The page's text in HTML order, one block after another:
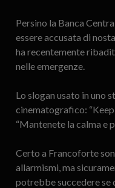
Persino la Banca
essere accusata di
ha recentemente
nelle emergenze.
Lo slogan usato in uno
cinematografico: “Keep
“Mantenete la calma e
Certo a Francoforte
allarmismi, ma
potrebbe succedere se